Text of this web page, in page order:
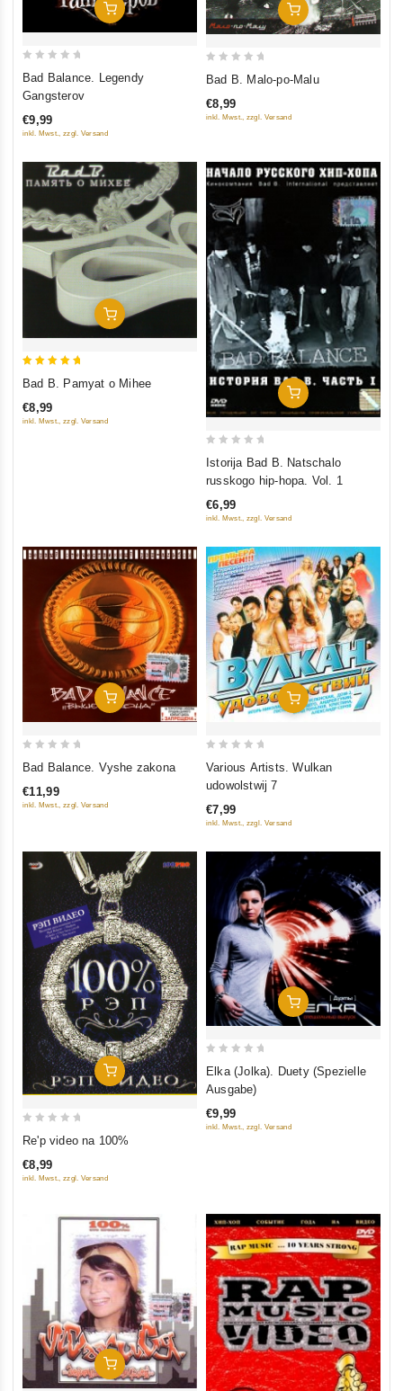
In Den Warenkorb
5
Bad Balance. Legendy
Gangsterov
€9,99
inkl. Mwst., zzgl. Versand
In Den Warenkorb
of
Bad B. Malo-po-Malu
€8,99
inkl. Mwst., zzgl. Versand
In Den Warenkorb
Bad B. Pamyat o Mihee
€8,99
inkl. Mwst., zzgl. Versand
In Den Warenkorb
5
Istorija Bad B. Natschalo
russkogo hip-hopa. Vol. 1
€6,99
inkl. Mwst., zzgl. Versand
In Den Warenkorb
of
Bad Balance. Vyshe zakona
€11,99
inkl. Mwst., zzgl. Versand
In Den Warenkorb
5
Various Artists. Wulkan
udowolstwij 7
€7,99
inkl. Mwst., zzgl. Versand
In Den Warenkorb
out
of
Re'p video na 100%
€8,99
inkl. Mwst., zzgl. Versand
In Den Warenkorb
5
Elka (Jolka). Duety (Spezielle
Ausgabe)
€9,99
inkl. Mwst., zzgl. Versand
In Den Warenkorb